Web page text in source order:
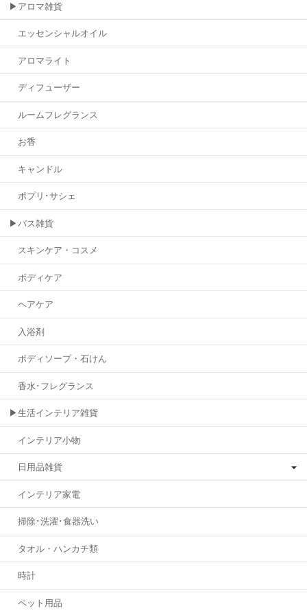
▶アロマ雑貨
エッセンシャルオイル
アロマライト
ディフューザー
ルームフレグランス
お香
キャンドル
ポプリ･サシェ
▶バス雑貨
スキンケア・コスメ
ボディケア
ヘアケア
入浴剤
ボディソープ・石けん
香水･フレグランス
▶生活インテリア雑貨
インテリア小物
日用品雑貨
インテリア家電
掃除･洗濯･食器洗い
タオル・ハンカチ類
時計
ペット用品